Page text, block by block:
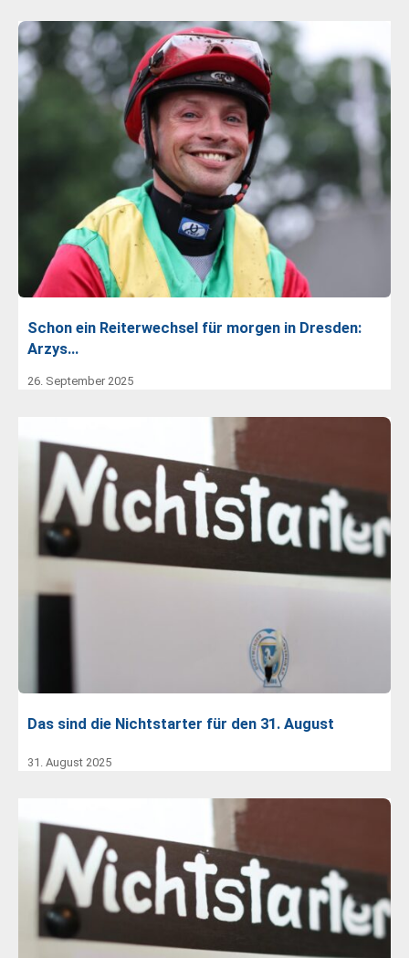
Schon ein Reiterwechsel für morgen in Dresden:
Arzys…
26. September 2025
Das sind die Nichtstarter für den 31. August
31. August 2025